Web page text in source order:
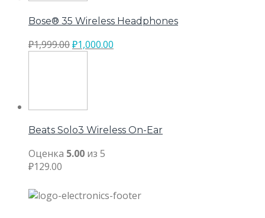
Bose® 35 Wireless Headphones
₽1,999.00₽1,000.00
Beats Solo3 Wireless On-Ear
Оценка 5.00 из 5
₽129.00